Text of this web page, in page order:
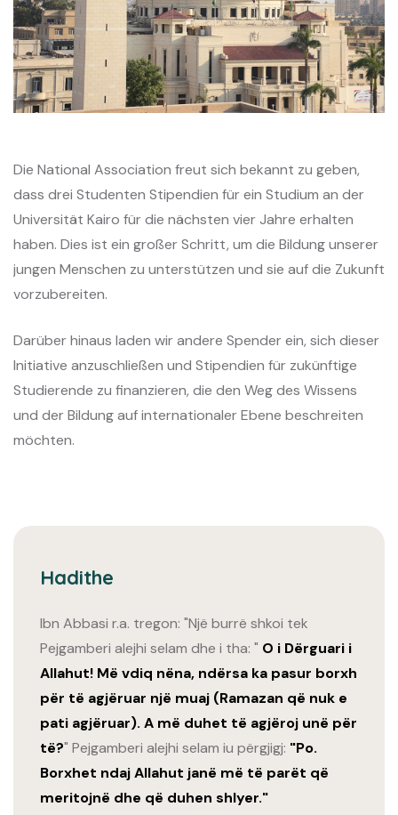
Die National Association freut sich bekannt zu geben,
dass drei Studenten Stipendien für ein Studium an der
Universität Kairo für die nächsten vier Jahre erhalten
haben. Dies ist ein großer Schritt, um die Bildung unserer
jungen Menschen zu unterstützen und sie auf die Zukunft
vorzubereiten.
Darüber hinaus laden wir andere Spender ein, sich dieser
Initiative anzuschließen und Stipendien für zukünftige
Studierende zu finanzieren, die den Weg des Wissens
und der Bildung auf internationaler Ebene beschreiten
möchten.
Hadithe
Ibn Abbasi r.a. tregon: "Një burrë shkoi tek
Pejgamberi alejhi selam dhe i tha: " O i Dërguari i
Allahut! Më vdiq nëna, ndërsa ka pasur borxh
për të agjëruar një muaj (Ramazan që nuk e
pati agjëruar). A më duhet të agjëroj unë për
të?" Pejgamberi alejhi selam iu përgjigj: "Po.
Borxhet ndaj Allahut janë më të parët që
meritojnë dhe që duhen shlyer."